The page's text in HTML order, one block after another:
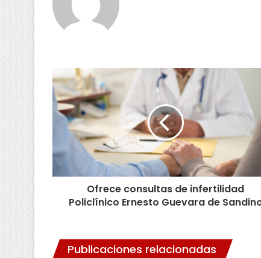
Ofrece consultas de infertilidad
Policlínico Ernesto Guevara de
Publicaciones relacionadas